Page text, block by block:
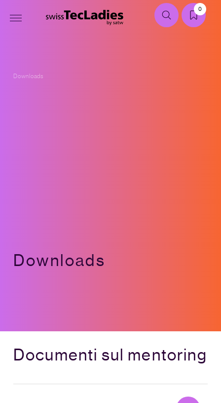
0
Downloads
Downloads
Documenti sul mentoring